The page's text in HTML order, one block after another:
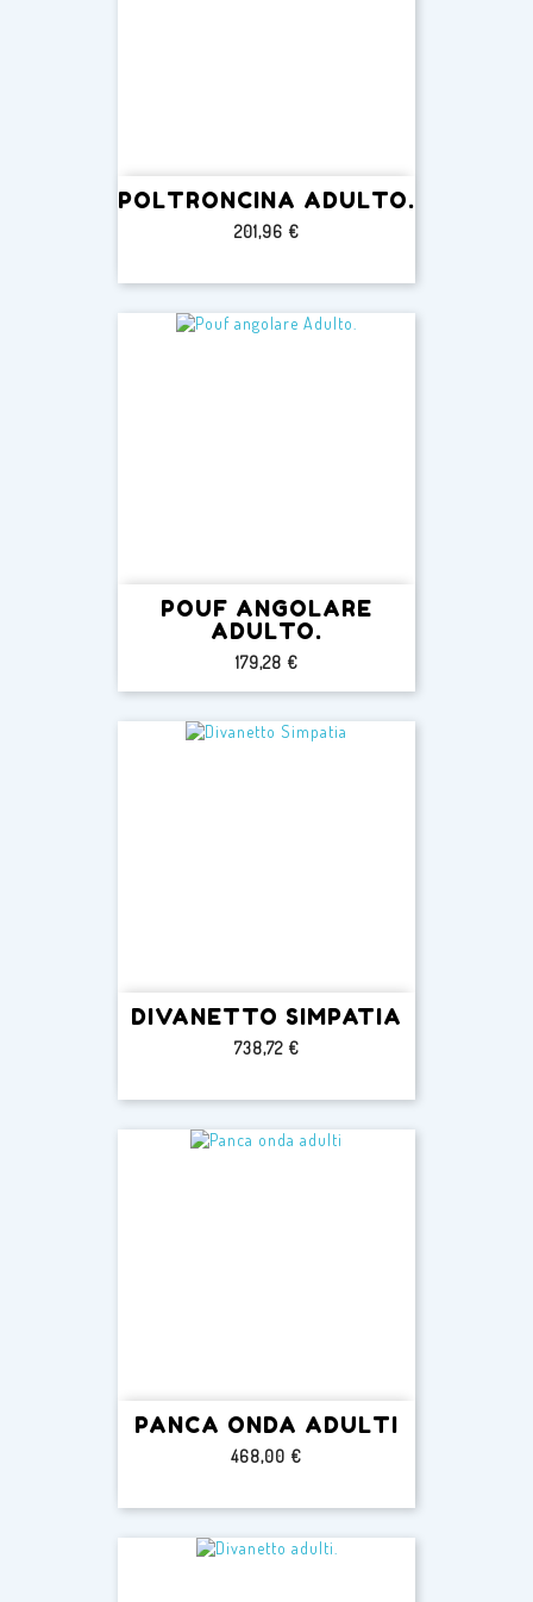
POLTRONCINA ADULTO.
Prezzo
201,96 €
POUF ANGOLARE
ADULTO.
Prezzo
179,28 €
DIVANETTO SIMPATIA
Prezzo
738,72 €
PANCA ONDA ADULTI
Prezzo
468,00 €